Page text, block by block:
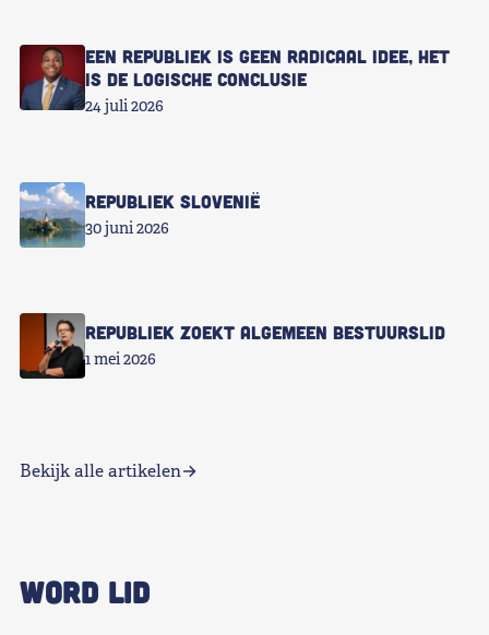
Een republiek is geen radicaal idee, het
is de logische conclusie
24 juli 2026
Republiek Slovenië
30 juni 2026
Republiek zoekt Algemeen Bestuurslid
1 mei 2026
Bekijk alle artikelen
WORD LID